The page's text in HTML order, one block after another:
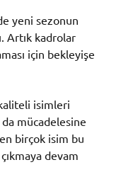
yeni sezonun
Artık kadrolar
için bekleyişe
isimleri
mücadelesine
birçok isim bu
devam